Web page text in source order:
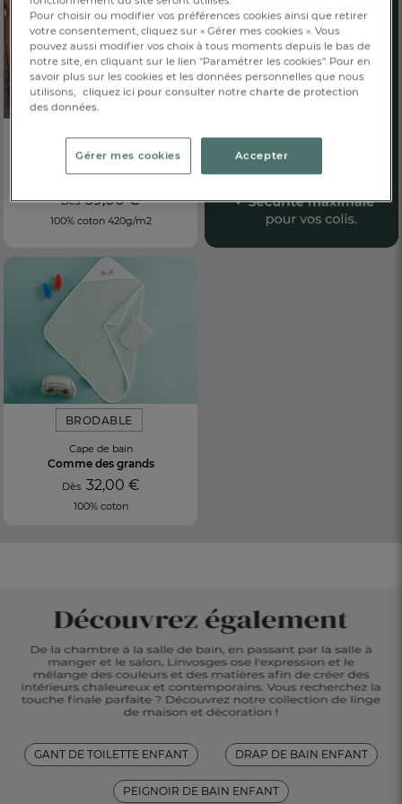
BRODABLE
Poncho
Bandes de poissons
Dès39,00 €
100% coton 420g/m2
BRODABLE
Cape de bain
Comme des grands
Dès 32,00 €
100% coton
GANT DE TOILETTE ENFANT DRAP DE BAIN ENFANT
PEIGNOIR DE BAIN ENFANT
Pour choisir ou modifier vos préférences cookies ainsi que retirer
votre consentement, cliquez sur « Gérer mes cookies ». Vous
pouvez aussi modifier vos choix à tous moments depuis le bas de
notre site, en cliquant sur le lien "Paramétrer les cookies". Pour en
savoir plus sur les cookies et les données personnelles que nous
utilisons, cliquez ici pour consulter notre charte de protection
des données.
Gérer mes cookies Accepter